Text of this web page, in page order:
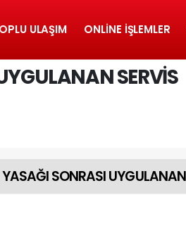
ULAŞIM ONLINE İŞLEMLER
SERVİS
SONRASI UYGULANAN